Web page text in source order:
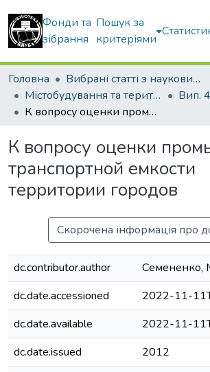
Фонди та
зібрання
Пошук за
критеріями
Головна
Вибрані статті з наукових збірників КНУБА
Містобудування та територіальне планування
Вип.
К вопросу оценки промышленно-транспортной емкости территории городов
К вопросу оценки
транспортной емкости
территории городов
Скорочена інформація про
dc.contributor.author
Семененко,
dc.date.accessioned
2022-11-
dc.date.available
2022-11-
dc.date.issued
2012